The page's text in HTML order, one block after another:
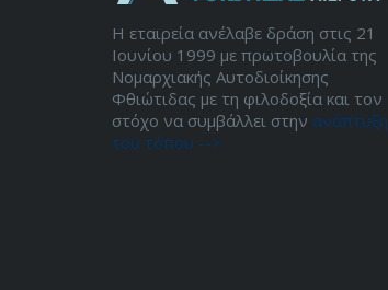
Η εταιρεία ανέλαβε δράση στις 21
Ιουνίου 1999 με πρωτοβουλία της
Νομαρχιακής Αυτοδιοίκησης
Φθιώτιδας με τη φιλοδοξία και τον
στόχο να συμβάλλει στην ανάπτυξη
του τόπου -->